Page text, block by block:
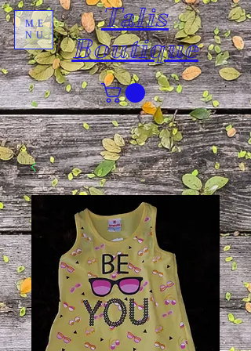
Talis
Boutique
ME
NU